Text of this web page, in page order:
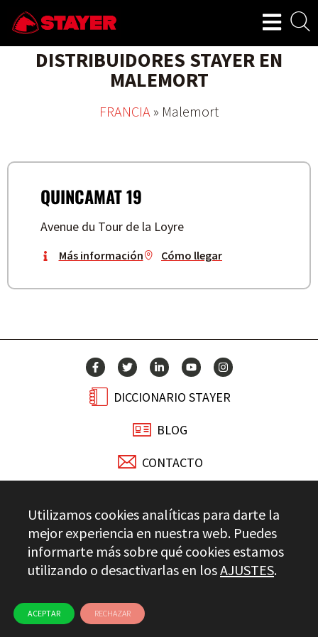
DISTRIBUIDORES STAYER EN
MALEMORT
FRANCIA » Malemort
QUINCAMAT 19
Avenue du Tour de la Loyre
Más información Cómo llegar
DICCIONARIO STAYER
BLOG
CONTACTO
Stayer.es © 2026
CONTROL DE CALIDAD
AVISO LEGAL
PRIVACIDAD
CANAL ÉTICO USO DE COOKIES
Utilizamos cookies analíticas para darte la
mejor experiencia en nuestra web. Puedes
informarte más sobre qué cookies estamos
utilizando o desactivarlas en losAJUSTES.
ACEPTAR RECHAZAR